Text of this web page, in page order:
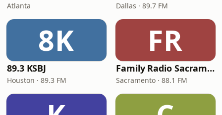
Atlanta Dallas · 89.7 FM
8K
89.3 KSBJ
Houston · 89.3 FM
FR
Family Radio Sacramento (KEBR)
Sacramento · 88.1 FM